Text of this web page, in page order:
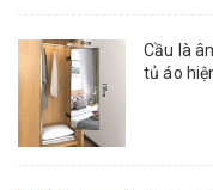
Cầu là
tủ áo